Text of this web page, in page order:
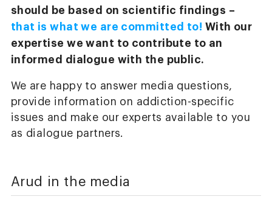
should be based on scientific findings –
that is what we are committed to! With our
expertise we want to contribute to an
informed dialogue with the public.
We are happy to answer media questions,
provide information on addiction-specific
issues and make our experts available to you
as dialogue partners.
Arud in the media